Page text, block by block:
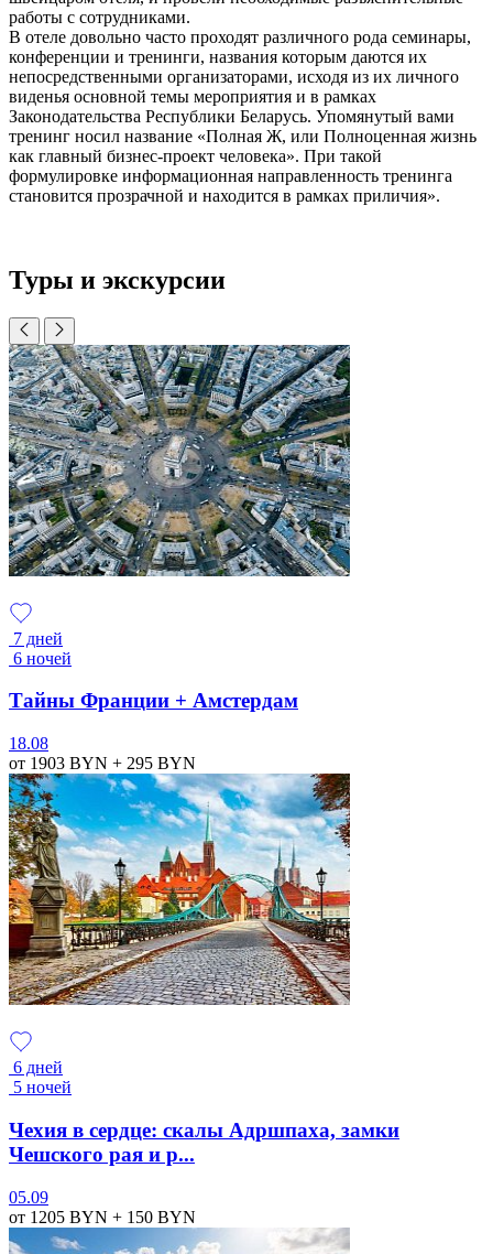
работы с сотрудниками.
В отеле довольно часто проходят различного рода семинары,
конференции и тренинги, названия которым даются их
непосредственными организаторами, исходя из их личного
виденья основной темы мероприятия и в рамках
Законодательства Республики Беларусь. Упомянутый вами
тренинг носил название «Полная Ж, или Полноценная жизнь
как главный бизнес-проект человека». При такой
формулировке информационная направленность тренинга
становится прозрачной и находится в рамках приличия».
Туры и экскурсии
7 дней
6 ночей
Тайны Франции + Амстердам
18.08
от 1903 BYN + 295 BYN
6 дней
5 ночей
Чехия в сердце: скалы Адршпаха, замки
Чешского рая и р...
05.09
от 1205 BYN + 150 BYN